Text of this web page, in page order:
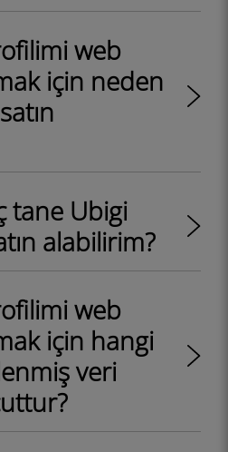
web
için neden
tane Ubigi
alabilirim?
web
için hangi
veri